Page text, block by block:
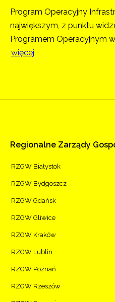
Program Operacyjny
największym, z punktu
Programem Operacyjnym w
więcej
Regionalne Zarządy
RZGW Białystok
RZGW Bydgoszcz
RZGW Gdańsk
RZGW Gliwice
RZGW Kraków
RZGW Lublin
RZGW Poznań
RZGW Rzeszów